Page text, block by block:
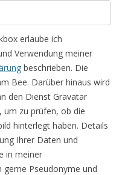
erlaube ich
Verwendung meiner
beschrieben. Die
Bee. Darüber hinaus wird
den Dienst Gravatar
um zu prüfen, ob die
hinterlegt haben. Details
Ihrer Daten und
in meiner
gerne Pseudonyme und